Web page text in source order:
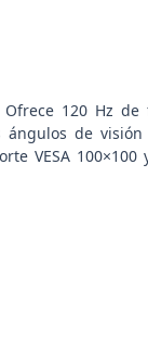
120 Hz de
de visión
VESA 100×100